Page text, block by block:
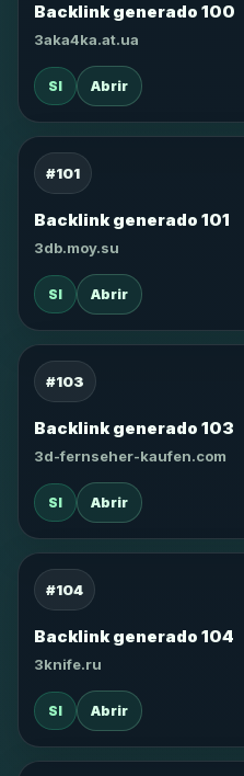
Backlink generado 100
3aka4ka.at.ua
SI Abrir
#101
Backlink generado 101
3db.moy.su
SI Abrir
#103
Backlink generado 103
3d-fernseher-kaufen.com
SI Abrir
#104
Backlink generado 104
3knife.ru
SI Abrir